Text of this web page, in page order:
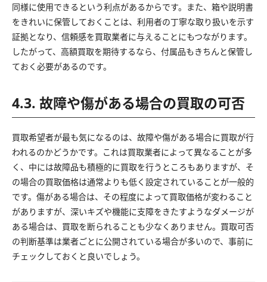
同様に使用できるという利点があるからです。また、箱や説明書
をきれいに保管しておくことは、利用者の丁寧な取り扱いを示す
証拠となり、信頼感を買取業者に与えることにもつながります。
したがって、高額買取を期待するなら、付属品もきちんと保管し
ておく必要があるのです。
4.3. 故障や傷がある場合の買取の可否
買取希望者が最も気になるのは、故障や傷がある場合に買取が行
われるのかどうかです。これは買取業者によって異なることが多
く、中には故障品も積極的に買取を行うところもありますが、そ
の場合の買取価格は通常よりも低く設定されていることが一般的
です。傷がある場合は、その程度によって買取価格が変わること
がありますが、深いキズや機能に支障をきたすようなダメージが
ある場合は、買取を断られることも少なくありません。買取可否
の判断基準は業者ごとに公開されている場合が多いので、事前に
チェックしておくと良いでしょう。